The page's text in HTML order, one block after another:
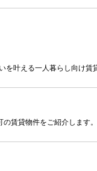
叶える一人暮らし向け賃
賃貸物件をご紹介します。